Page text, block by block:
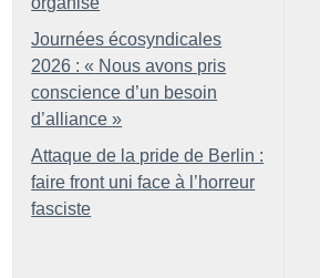
Journées écosyndicales
2026 : « Nous avons pris
conscience d’un besoin
d’alliance »
Attaque de la pride de Berlin :
faire front uni face à l’horreur
fasciste